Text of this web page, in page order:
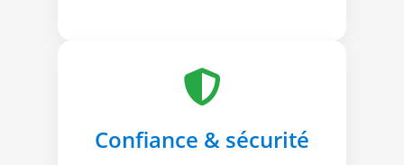
Confiance & sécurité